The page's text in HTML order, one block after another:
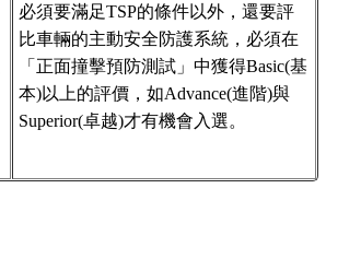
必須要滿足TSP的條件以外，還要評
比車輛的主動安全防護系統，必須在
「正面撞擊預防測試」中獲得Basic(基
本)以上的評價，如Advance(進階)與
Superior(卓越)才有機會入選。